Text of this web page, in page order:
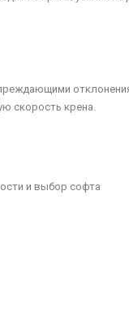
скорость крена.
и выбор софта